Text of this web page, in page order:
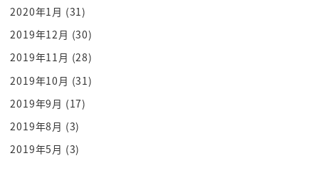
ビジュアルで仕上げてきてるところがあ
るっていうんだよなんでかって言うともう
結局はオープンCとかさメタマスクとかさ
もうみんなが使うところが分かってるから
そこのクオリティ
激上げしてきてるわけなんとアドレスも
ほとんど一緒だったりする
2020年1月 (31)
2019年12月 (30)
2019年11月 (28)
2019年10月 (31)
2019年9月 (17)
2019年8月 (3)
2019年5月 (3)